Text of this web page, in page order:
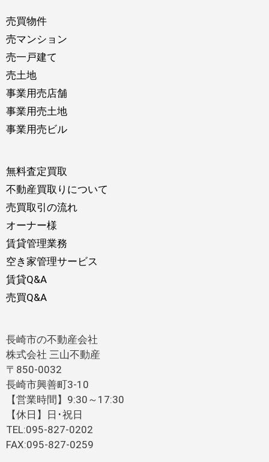
売買物件
売マンション
売一戸建て
売土地
事業用売店舗
事業用売土地
事業用売ビル
無料査定買取
不動産買取りについて
売買取引の流れ
オーナー様
賃貸管理業務
空き家管理サービス
賃貸Q&A
売買Q&A
長崎市の不動産会社
株式会社 三山不動産
〒850-0032
長崎市興善町3-10
【営業時間】9:30～17:30
【休日】日･祝日
TEL:095-827-0202
FAX:095-827-0259